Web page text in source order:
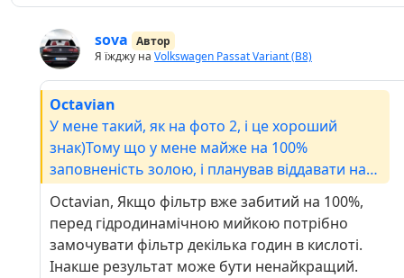
sova Автор
Я їжджу на Volkswagen Passat Variant (B8)
Octavian
У мене такий, як на фото 2, і це хороший
знак)Тому що у мене майже на 100%
заповненість золою, і планував віддавати на
мийку сажовий. Тепер впевнений, що все
пройде гладко)
Octavian, Якщо фільтр вже забитий на 100%,
перед гідродинамічною мийкою потрібно
замочувати фільтр декілька годин в кислоті.
Інакше результат може бути ненайкращий.